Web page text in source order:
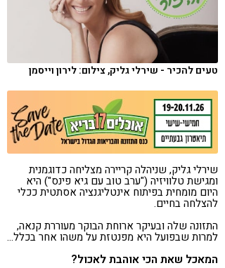
קורונה
טבעונות
טעים להכיר - שירלי גליק, צילום: לירון וייסמן
שירלי גליק, שניהלה קריירה מצליחה כדוגמנית
ומגישת טלוויזיה ("ערב טוב עם גיא פינס") היא
היום מומחית בפיתוח אינטליגנציה אסתטית ככלי
להצלחה בחיים.
התזונה שלה ובעיקר ארוחת הבוקר מעוררת קנאה,
למרות שבפועל היא מפנטזת על משהו אחר בכלל…
המאכל שאת הכי אוהבת לאכול?